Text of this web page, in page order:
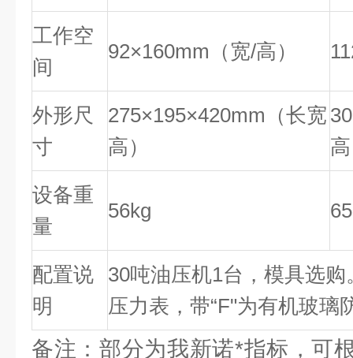
工作空
间
92×160mm（宽/高）
外形尺
寸
275×195×420mm（长宽
高）
设备重
量
56kg
配置说
明
30吨油压机1台，模具选购
压力表，带“F"为有机玻璃
备注：部分为我新诺*指标，可